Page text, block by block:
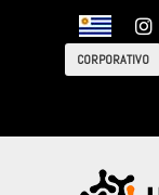
CORPORATIVO